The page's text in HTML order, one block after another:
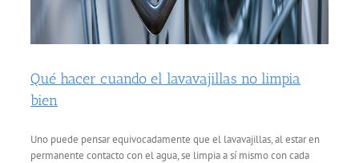
Qué hacer cuando el lavavajillas no limpia
bien
Uno puede pensar equivocadamente que el lavavajillas, al estar en
permanente contacto con el agua, se limpia a sí mismo con cada